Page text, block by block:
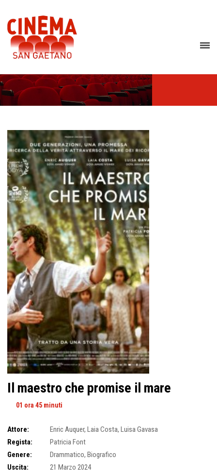
Il maestro che promise il mare
01 ora 45 minuti
Attore: Enric Auquer, Laia Costa, Luisa Gavasa
Regista:
Patricia Font
Genere:
Drammatico, Biografico
Uscita:
21 Marzo 2024